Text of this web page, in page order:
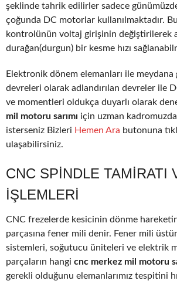
şeklinde tahrik edilirler sadece
çoğunda DC motorlar kullanılmaktadır.
kontrolünün voltaj girişinin değiştirilerek
durağan(durgun) bir kesme hızı
Elektronik dönem elemanları ile
devreleri olarak adlandırılan devreler ile
ve momentleri oldukça duyarlı olarak
mil motoru sarımı için uzman
isterseniz Bizleri Hemen Ara butonuna
ulaşabilirsiniz.
CNC SPINDLE TAMIRATI
IŞLEMLERI
CNC frezelerde kesicinin dönme
parçasına fener mili denir. Fener mili
sistemleri, soğutucu üniteleri ve elektrik
parçaların hangi cnc merkez mil motoru
gerekli olduğunu elemanlarımız tespitini